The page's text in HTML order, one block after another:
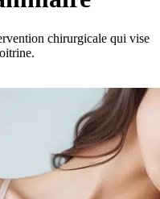
chirurgicale qui vise